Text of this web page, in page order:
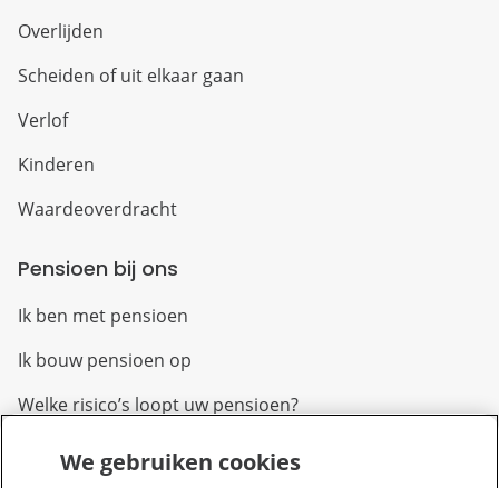
Overlijden
Scheiden of uit elkaar gaan
Verlof
Kinderen
Waardeoverdracht
Pensioen bij ons
Ik ben met pensioen
Ik bouw pensioen op
Welke risico’s loopt uw pensioen?
Over PFZW
We gebruiken cookies